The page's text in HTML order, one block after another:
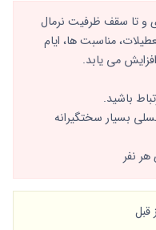
و تا سقف ظرفیت نرمال
مناسبت ها، ایام
می یابد.
باشید.
بسیار سختگیرانه